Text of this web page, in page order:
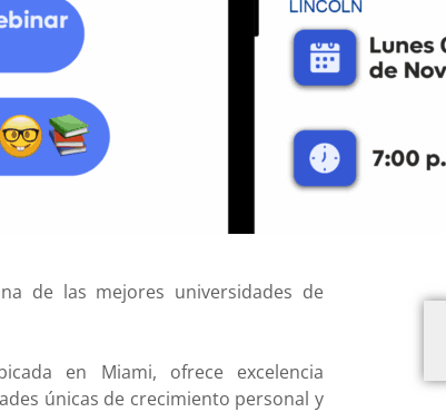
de las mejores universidades de
en Miami, ofrece excelencia
únicas de crecimiento personal y